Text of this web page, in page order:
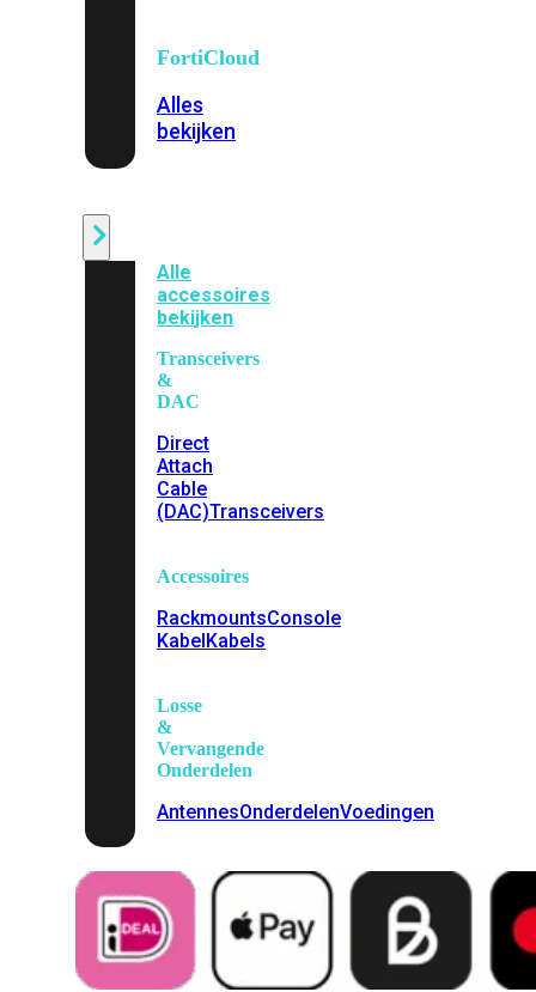
FortiCloud
Alles
bekijken
Alle
accessoires
bekijken
Transceivers
&
DAC
Direct
Attach
Cable
(DAC)Transceivers
Accessoires
RackmountsConsole
KabelKabels
Losse
&
Vervangende
Onderdelen
AntennesOnderdelenVoedingen